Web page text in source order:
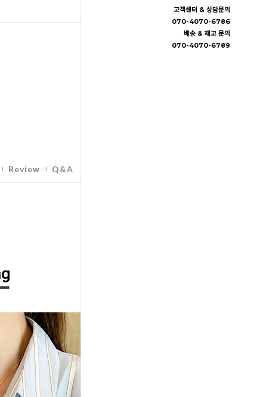
고객센터 & 상담문의
070-4070-6786
배송 & 재고 문의
070-4070-6789
Review Q&A